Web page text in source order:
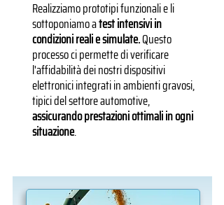
Realizziamo prototipi funzionali e li
sottoponiamo atest intensivi in
condizioni reali e simulate.Questo
processo ci permette di verificare
l'affidabilità dei nostri dispositivi
elettronici integrati in ambienti gravosi,
tipici del settore automotive,
assicurando prestazioni ottimali in ogni
situazione.